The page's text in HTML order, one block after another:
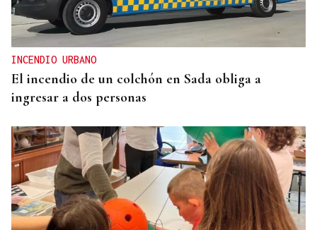
Grande-Marlaska comunica a la Unión Europea la
decisión del gobierno de restablecer los controles
con Italia
INCENDIO URBANO
El incendio de un colchón en Sada obliga a
ingresar a dos personas